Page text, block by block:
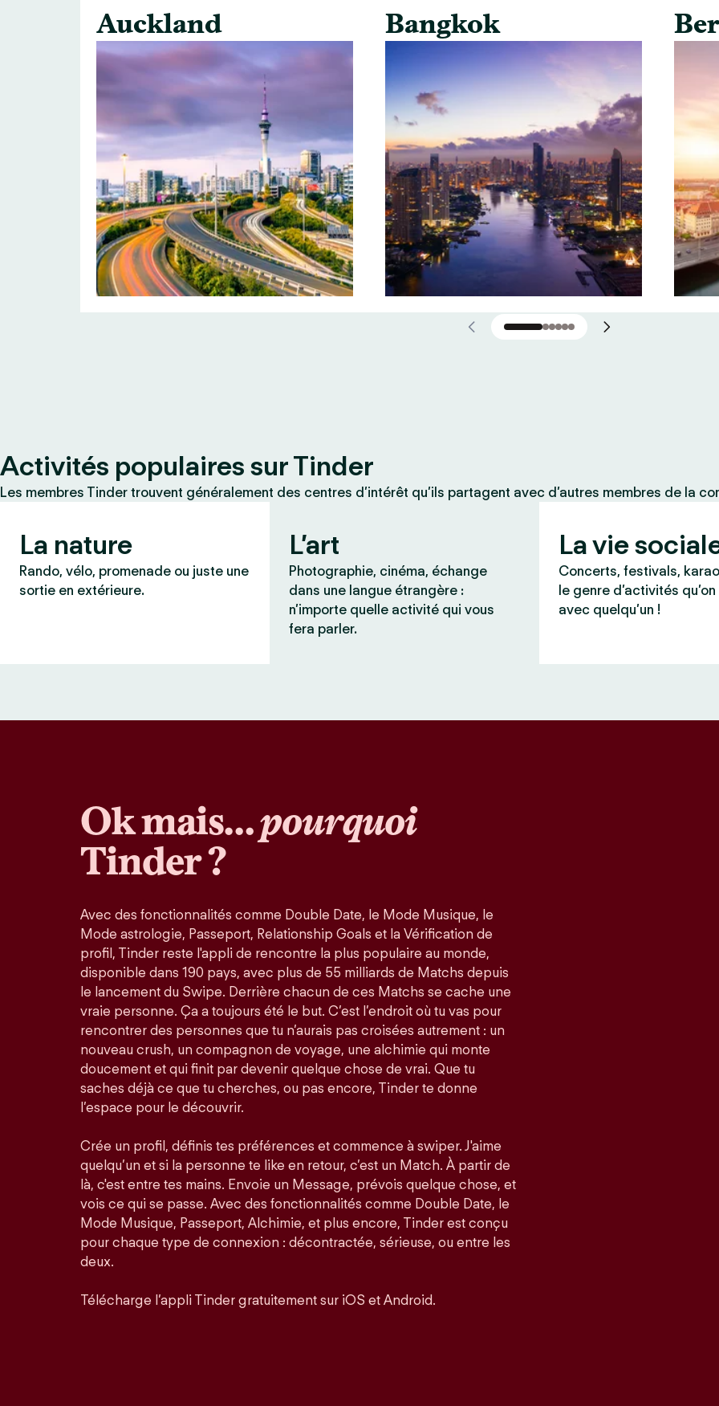
Auckland Bangkok
Activités populaires sur Tinder
Les membres Tinder trouvent généralement des centres d’intérêt qu’ils partagent avec d’autres membres de la
La nature
Rando, vélo, promenade ou juste une
sortie en extérieure.
L’art
Photographie, cinéma, échange
dans une langue étrangère :
n’importe quelle activité qui vous
fera parler.
La vie
Concerts, festivals,
le genre d’activités
avec quelqu’un !
Ok mais…pourquoi
Tinder ?
Avec des fonctionnalités comme Double Date, le Mode Musique, le
Mode astrologie, Passeport, Relationship Goals et la Vérification de
profil, Tinder reste l'appli de rencontre la plus populaire au monde,
disponible dans 190 pays, avec plus de 55 milliards de Matchs depuis
le lancement du Swipe. Derrière chacun de ces Matchs se cache une
vraie personne. Ça a toujours été le but. C’est l’endroit où tu vas pour
rencontrer des personnes que tu n’aurais pas croisées autrement : un
nouveau crush, un compagnon de voyage, une alchimie qui monte
doucement et qui finit par devenir quelque chose de vrai. Que tu
saches déjà ce que tu cherches, ou pas encore, Tinder te donne
l’espace pour le découvrir.
Crée un profil, définis tes préférences et commence à swiper. J'aime
quelqu’un et si la personne te like en retour, c’est un Match. À partir de
là, c'est entre tes mains. Envoie un Message, prévois quelque chose, et
vois ce qui se passe. Avec des fonctionnalités comme Double Date, le
Mode Musique, Passeport, Alchimie, et plus encore, Tinder est conçu
pour chaque type de connexion : décontractée, sérieuse, ou entre les
deux.
Télécharge l’appli Tinder gratuitement sur iOS et Android.